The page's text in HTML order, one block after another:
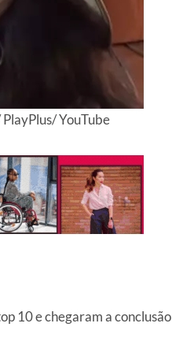
YouTube
10 e chegaram a conclusão